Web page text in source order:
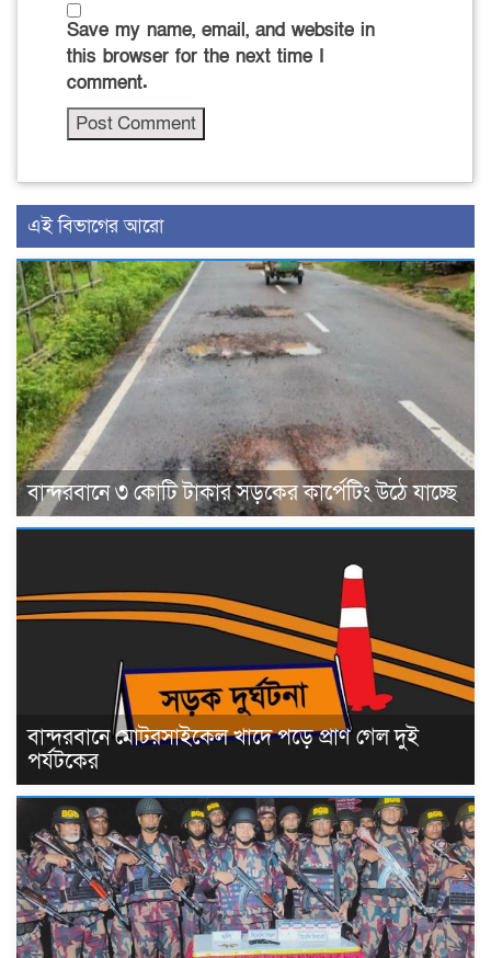
Save my name, email, and website in
this browser for the next time I
comment.
এই বিভাগের আরো
বান্দরবানে ৩ কোটি টাকার সড়কের কার্পেটিং উঠে যাচ্ছে
বান্দরবানে মোটরসাইকেল খাদে পড়ে প্রাণ গেল দুই
পর্যটকের